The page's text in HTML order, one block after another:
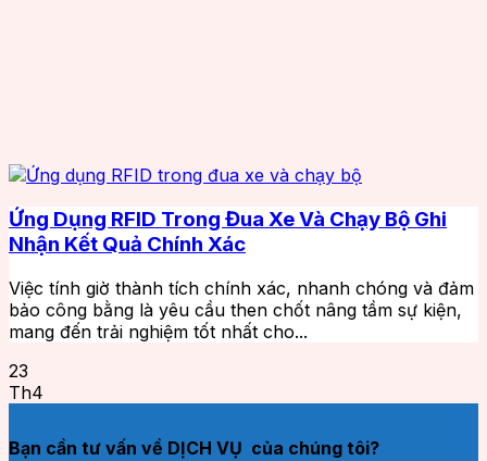
Ứng Dụng RFID Trong Đua Xe Và Chạy Bộ Ghi
Nhận Kết Quả Chính Xác
Việc tính giờ thành tích chính xác, nhanh chóng và đảm
bảo công bằng là yêu cầu then chốt nâng tầm sự kiện,
mang đến trải nghiệm tốt nhất cho...
23
Th4
Bạn cần tư vấn về DỊCH VỤ của chúng tôi?